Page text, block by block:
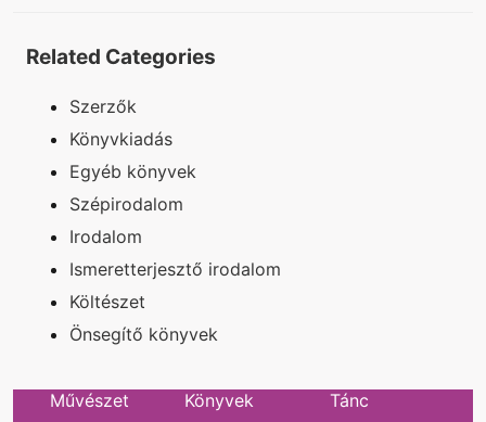
Related Categories
Szerzők
Könyvkiadás
Egyéb könyvek
Szépirodalom
Irodalom
Ismeretterjesztő irodalom
Költészet
Önsegítő könyvek
Művészet Könyvek Tánc